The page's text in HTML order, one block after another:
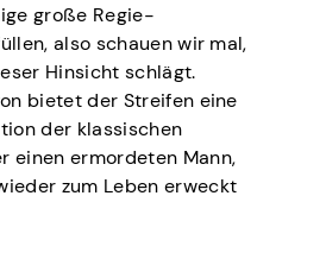
große Regie-
also schauen wir mal,
Hinsicht schlägt.
bietet der Streifen eine
der klassischen
einen ermordeten Mann,
zum Leben erweckt